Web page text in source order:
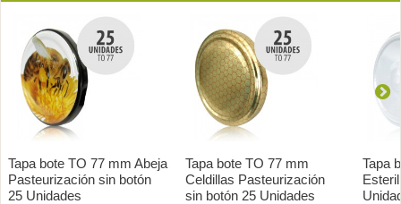
Tapa bote TO 77 mm Abeja
Pasteurización sin botón
25 Unidades
Tapa bote TO 77 mm
Celdillas Pasteurización
sin botón 25 Unidades
Tapa